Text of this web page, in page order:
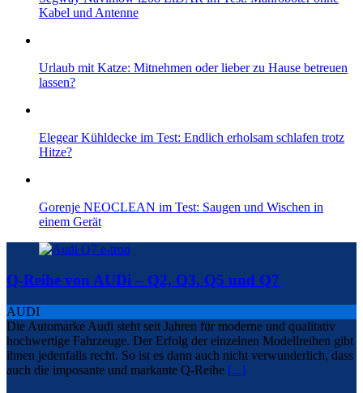
Kabel und Antenne
Urlaub mit Katze: Mitnehmen oder lieber zu Hause betreuen
lassen?
Elegear Kühldecke im Test: Endlich erholsam schlafen trotz
Hitze?
Gorenje NEOCLEAN im Test: Saugen und Wischen in
einem Gerät
Q-Reihe von AUDi – Q2, Q3, Q5 und Q7
AUDI
Die Automarke Audi steht seit Jahren für moderne und qualitativ
hochwertige Fahrzeuge. Der Erfolg der einzelnen Modellreihen gibt
ihnen jedenfalls recht. So ist es dann auch nicht verwunderlich, dass
auch die imposante und markante Q-Reihe [...]